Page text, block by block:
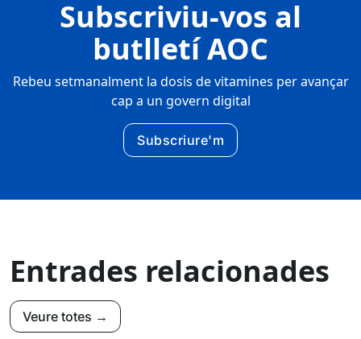
Subscriviu-vos al
butlletí AOC
Rebeu setmanalment la dosis de vitamines per avançar
cap a un govern digital
Subscriure'm
Entrades relacionades
Veure totes →